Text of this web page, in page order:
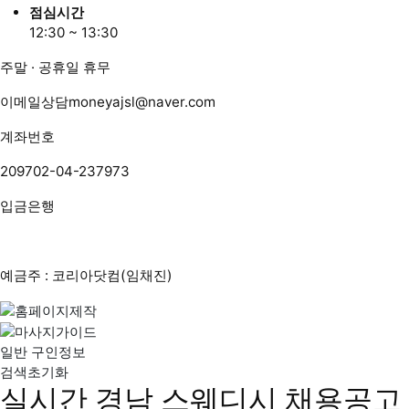
점심시간
12:30 ~ 13:30
주말 · 공휴일 휴무
이메일상담moneyajsl@naver.com
계좌번호
209702-04-237973
입금은행
예금주 : 코리아닷컴(임채진)
일반 구인정보
검색초기화
실시간 경남 스웨디시 채용공고